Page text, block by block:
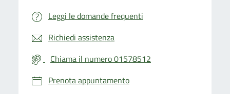
Leggi le domande frequenti
Richiedi assistenza
Chiama il numero 01578512
Prenota appuntamento